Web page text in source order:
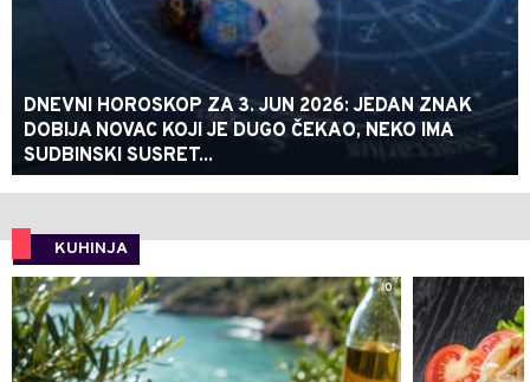
DNEVNI HOROSKOP ZA 3. JUN 2026: JEDAN ZNAK
DOBIJA NOVAC KOJI JE DUGO ČEKAO, NEKO IMA
SUDBINSKI SUSRET...
KUHINJA
0